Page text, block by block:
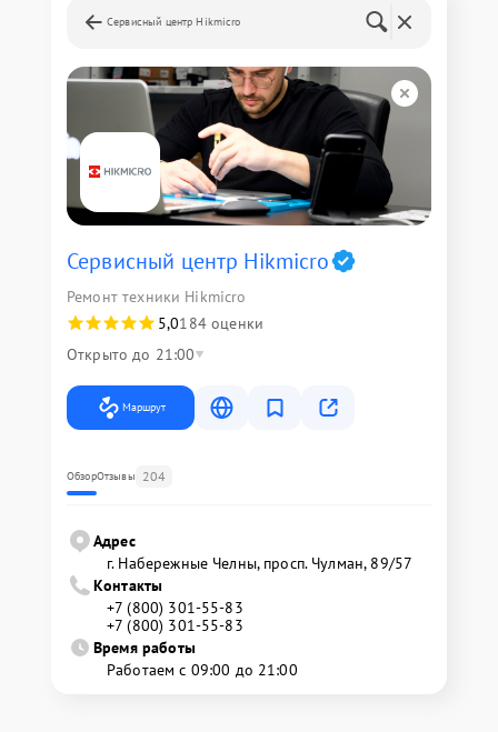
Сервисный центр Hikmicro
Сервисный центр Hikmicro
Ремонт техники Hikmicro
5,0184 оценки
Открыто до 21:00
Маршрут
ОбзорОтзывы 204
Адрес
г. Набережные Челны, просп. Чулман, 89/57
Контакты
+7 (800) 301-55-83
+7 (800) 301-55-83
Время работы
Работаем с 09:00 до 21:00